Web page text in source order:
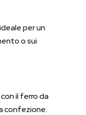
per un
o sui
il ferro da
confezione.